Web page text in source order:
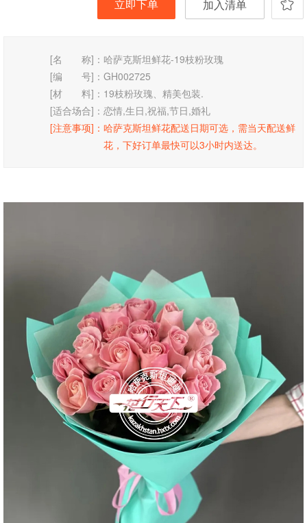
立即下单 加入清单
[名 称]： 哈萨克斯坦鲜花-19枝粉玫瑰
[编 号]：GH002725
[材 料]： 19枝粉玫瑰、精美包装.
[适合场合]：恋情,生日,祝福,节日,婚礼
[注意事项]：哈萨克斯坦鲜花配送日期可选，需当天配送鲜
花，下好订单最快可以3小时内送达。